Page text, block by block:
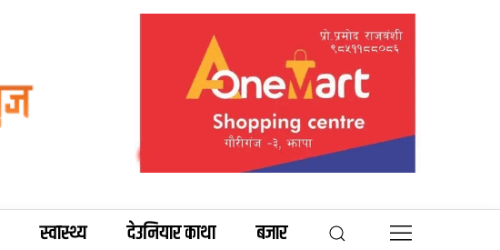
स्वास्थ्य देउनियार काथा बजार